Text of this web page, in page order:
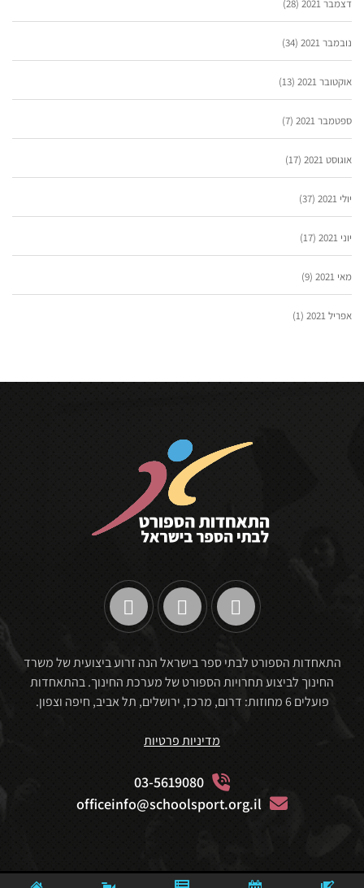
דצמבר 2021 (28)
נובמבר 2021 (34)
אוקטובר 2021 (13)
ספטמבר 2021 (7)
אוגוסט 2021 (17)
יולי 2021 (37)
יוני 2021 (17)
מאי 2021 (9)
אפריל 2021 (1)
התאחדות הספורט לבתי ספר בישראל הנה זרוע ביצועית של משרד
החינוך לביצוע תחרויות הספורט של מערכת החינוך. בהתאחדות
פועלים 6 מחוזות: דרום, מרכז, ירושלים, תל אביב, חיפה וצפון.
מדיניות פרטיות
03-5619080
officeinfo@schoolsport.org.il